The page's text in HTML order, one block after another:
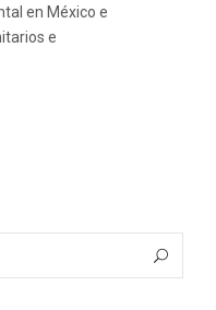
en México e
e